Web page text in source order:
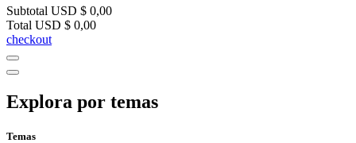
Subtotal USD $ 0,00
Total USD $ 0,00
checkout
Explora por temas
Temas